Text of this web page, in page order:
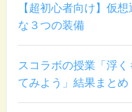
【超初心者向け】仮
な３つの装備
スコラボの授業「浮
てみよう」結果まとめ